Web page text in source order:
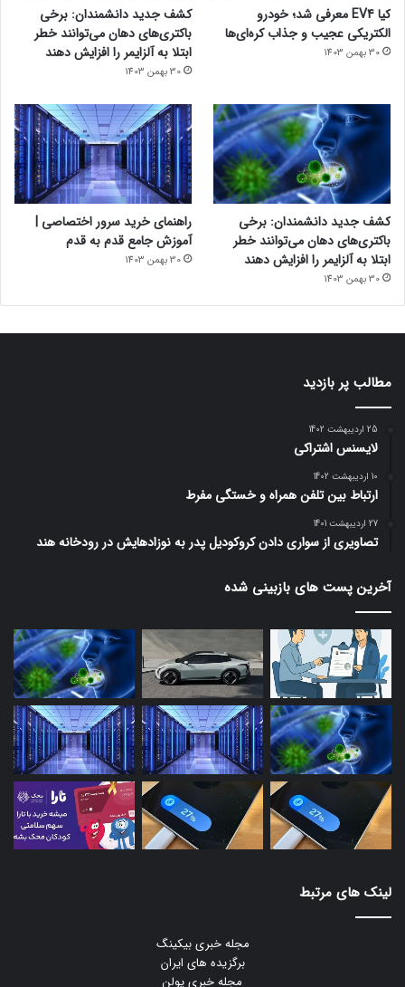
کیا EV4 معرفی شد؛ خودرو
الکتریکی عجیب و جذاب کره‌ای‌ها
30 بهمن 1403
کشف جدید دانشمندان: برخی
باکتری‌های دهان می‌توانند خطر
ابتلا به آلزایمر را افزایش دهند
30 بهمن 1403
کشف جدید دانشمندان: برخی
باکتری‌های دهان می‌توانند خطر
ابتلا به آلزایمر را افزایش دهند
30 بهمن 1403
راهنمای خرید سرور اختصاصی |
آموزش جامع قدم به قدم
30 بهمن 1403
مطالب پر بازدید
25 اردیبهشت 1402
لایسنس اشتراکی
10 اردیبهشت 1402
ارتباط بین تلفن همراه و خستگی مفرط
27 اردیبهشت 1401
تصاویری از سواری دادن کروکودیل پدر به نوزادهایش در رودخانه هند
آخرین پست های بازبینی شده
لینک های مرتبط
مجله خبری بیکینگ
برگزیده های ایران
مجله خبری یولن